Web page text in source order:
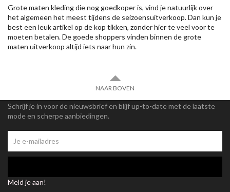
Grote maten kleding die nog goedkoper is, vind je natuurlijk over
het algemeen het meest tijdens de seizoensuitverkoop. Dan kun je
best een leuk artikel op de kop tikken, zonder hier te veel voor te
moeten betalen. De goede shoppers vinden binnen de grote
maten uitverkoop altijd iets naar hun zin.
NAAR BOVEN
Schrijf je in voor de nieuwsbrief en blijf up-to-date met de laatste
mode en scherpe aanbiedingen.
Meld je aan!